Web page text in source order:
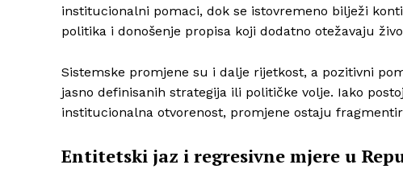
institucionalni pomaci, dok se istovremeno bilježi
politika i donošenje propisa koji dodatno otežavaju
Sistemske promjene su i dalje rijetkost, a pozitivni
jasno definisanih strategija ili političke volje. Iako
institucionalna otvorenost, promjene ostaju
Entitetski jaz i regresivne mjere u